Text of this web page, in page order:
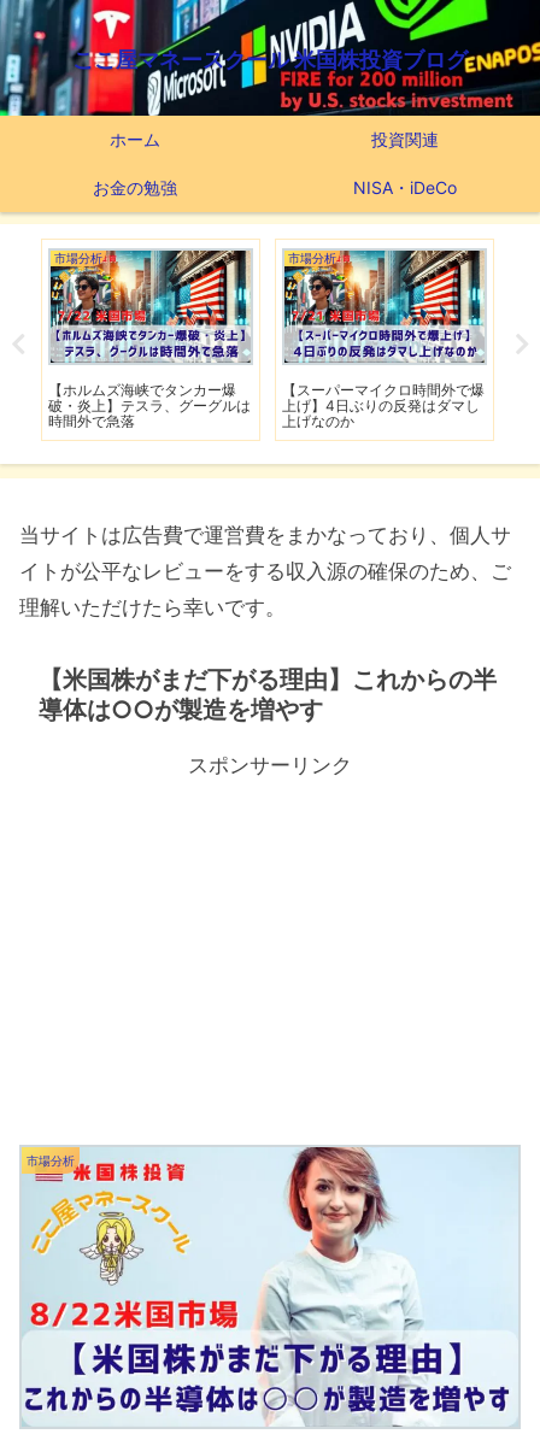
ここ屋マネースクール 米国株投資ブログ
ホーム 投資関連
お金の勉強 NISA・iDeCo
市場分析
【ホルムズ海峡でタンカー爆
破・炎上】テスラ、グーグルは
時間外で急落
市場分析
【スーパーマイクロ時間外で爆
上げ】4日ぶりの反発はダマし
上げなのか
当サイトは広告費で運営費をまかなっており、個人サ
イトが公平なレビューをする収入源の確保のため、ご
理解いただけたら幸いです。
【米国株がまだ下がる理由】これからの半
導体は○○が製造を増やす
スポンサーリンク
市場分析